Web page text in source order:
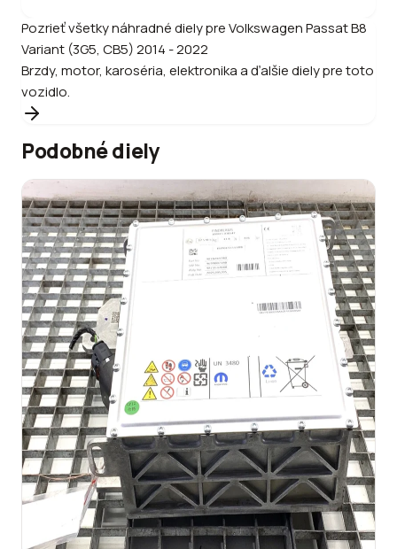
Pozrieť všetky náhradné diely preVolkswagenPassat B8
Variant (3G5, CB5) 2014 - 2022
Brzdy, motor, karoséria, elektronika a ďalšie diely pre toto
vozidlo.
Podobné diely